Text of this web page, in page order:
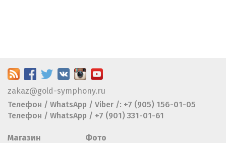
zakaz@gold-symphony.ru
Телефон / WhatsApp / Viber /: +7 (905) 156-01-05
Телефон / WhatsApp / +7 (901) 331-01-61
Магазин
Фото